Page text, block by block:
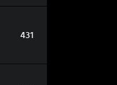
431